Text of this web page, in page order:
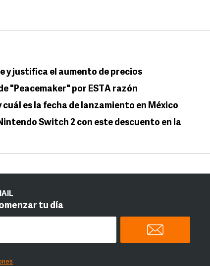
y justifica el aumento de precios
"Peacemaker" por ESTA razón
cuál es la fecha de lanzamiento en México
Switch 2 con este descuento en la
tu día